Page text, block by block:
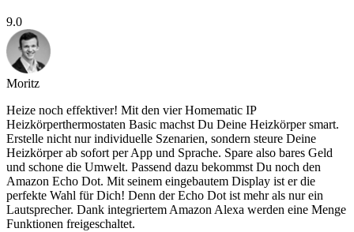
9.0
Moritz
Heize noch effektiver! Mit den vier Homematic IP
Heizkörperthermostaten Basic machst Du Deine Heizkörper smart.
Erstelle nicht nur individuelle Szenarien, sondern steure Deine
Heizkörper ab sofort per App und Sprache. Spare also bares Geld
und schone die Umwelt. Passend dazu bekommst Du noch den
Amazon Echo Dot. Mit seinem eingebautem Display ist er die
perfekte Wahl für Dich! Denn der Echo Dot ist mehr als nur ein
Lautsprecher. Dank integriertem Amazon Alexa werden eine Menge
Funktionen freigeschaltet.